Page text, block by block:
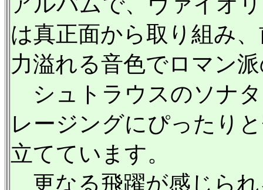
は真正面から取り組み
力溢れる音色でロマン
シュトラウスのソナタ
レージングにぴったり
立てています。
更なる飛躍が感じられ